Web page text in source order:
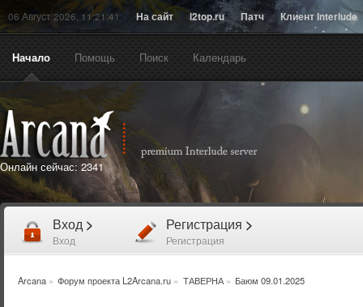
06 Август 2026, 11:21:41 На сайт l2top.ru Патч Клиент Interlude
Начало Помощь Поиск Календарь
Онлайн сейчас: 2341
Вход >
Вход
Регистрация >
Регистрация
Arcana» Форум проекта L2Arcana.ru » ТАВЕРНА» Баюм 09.01.2025